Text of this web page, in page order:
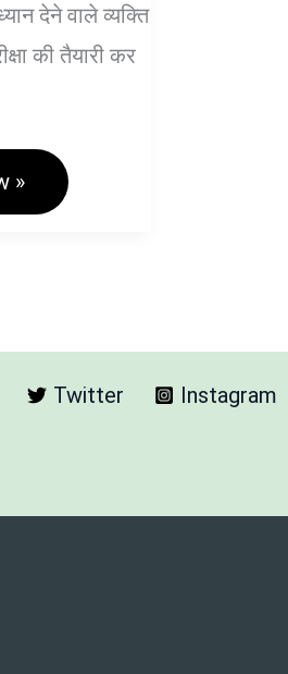
देने वाले व्यक्ति
की तैयारी कर
»
Twitter Instagram